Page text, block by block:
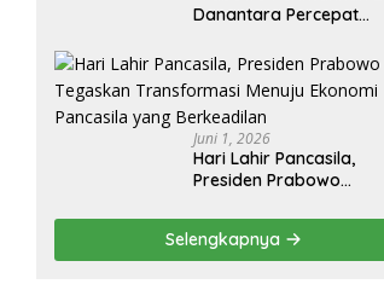
Danantara Percepat
Pengembangan Sektor
Ekonomi Baru
Juni 1, 2026
Hari Lahir Pancasila,
Presiden Prabowo
Menuju Ekonomi
yang Berkeadilan
Selengkapnya